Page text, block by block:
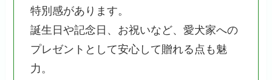
特別感があります。
誕生日や記念日、お祝いなど、愛犬家への
プレゼントとして安心して贈れる点も魅
力。